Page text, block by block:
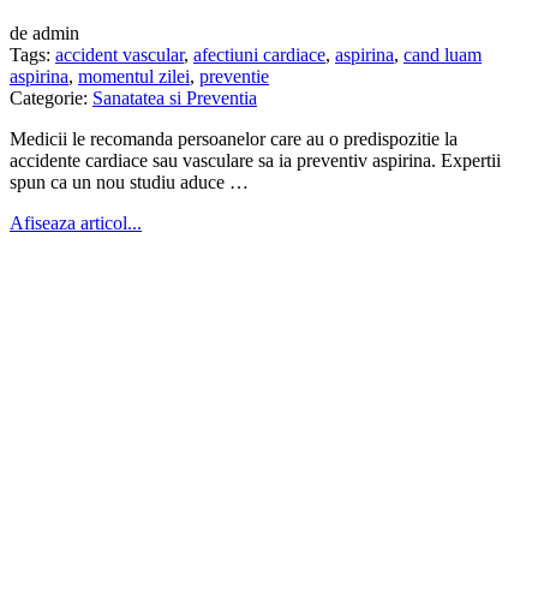
de admin
Tags: accident vascular, afectiuni cardiace, aspirina, cand luam
aspirina, momentul zilei, preventie
Categorie: Sanatatea si Preventia
Medicii le recomanda persoanelor care au o predispozitie la
accidente cardiace sau vasculare sa ia preventiv aspirina. Expertii
spun ca un nou studiu aduce …
Afiseaza articol...